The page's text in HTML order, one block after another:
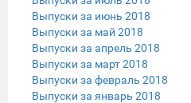
Выпуски за июнь 2018
Выпуски за май 2018
Выпуски за апрель 2018
Выпуски за март 2018
Выпуски за февраль 2018
Выпуски за январь 2018